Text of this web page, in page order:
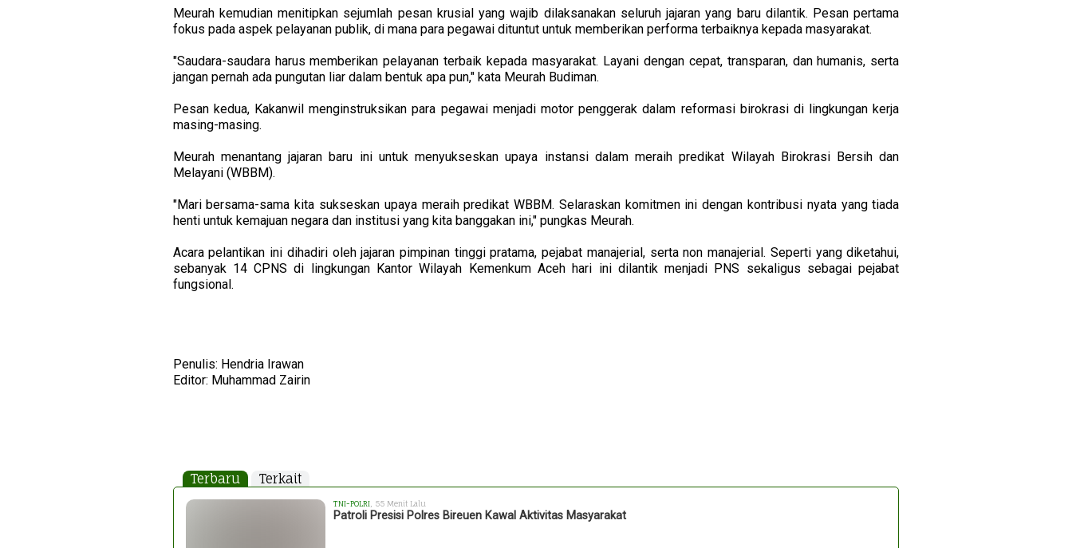
Meurah kemudian menitipkan sejumlah pesan krusial yang wajib dilaksanakan seluruh jajaran yang baru dilantik. Pesan pertama
fokus pada aspek pelayanan publik, di mana para pegawai dituntut untuk memberikan performa terbaiknya kepada masyarakat.
"Saudara-saudara harus memberikan pelayanan terbaik kepada masyarakat. Layani dengan cepat, transparan, dan humanis, serta
jangan pernah ada pungutan liar dalam bentuk apa pun," kata Meurah Budiman.
Pesan kedua, Kakanwil menginstruksikan para pegawai menjadi motor penggerak dalam reformasi birokrasi di lingkungan kerja
masing-masing.
Meurah menantang jajaran baru ini untuk menyukseskan upaya instansi dalam meraih predikat Wilayah Birokrasi Bersih dan
Melayani (WBBM).
"Mari bersama-sama kita sukseskan upaya meraih predikat WBBM. Selaraskan komitmen ini dengan kontribusi nyata yang tiada
henti untuk kemajuan negara dan institusi yang kita banggakan ini," pungkas Meurah.
Acara pelantikan ini dihadiri oleh jajaran pimpinan tinggi pratama, pejabat manajerial, serta non manajerial. Seperti yang diketahui,
sebanyak 14 CPNS di lingkungan Kantor Wilayah Kemenkum Aceh hari ini dilantik menjadi PNS sekaligus sebagai pejabat
fungsional.
Penulis: Hendria Irawan
Editor: Muhammad Zairin
Terbaru Terkait
TNI-POLRI , 55 Menit Lalu
Patroli Presisi Polres Bireuen Kawal Aktivitas Masyarakat